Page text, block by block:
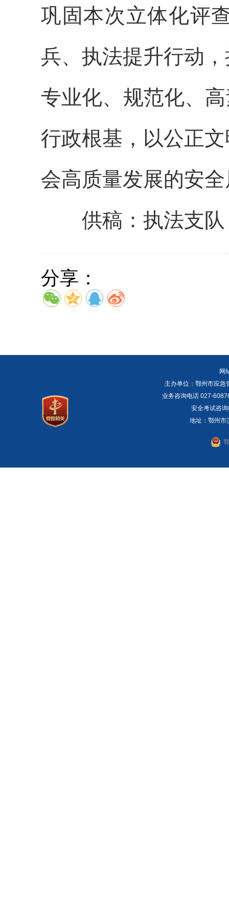
巩固本次立体化评
兵、执法提升行动
专业化、规范化、
行政根基，以公正
会高质量发展的安
供稿：执法支队
分享：
网
主办单位：鄂州市应
业务咨询电话 027-
安全考试咨
地址：鄂州市